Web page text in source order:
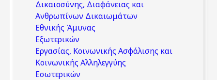
Δικαιοσύνης, Διαφάνειας και
Ανθρωπίνων Δικαιωμάτων
Εθνικής Άμυνας
Εξωτερικών
Εργασίας, Κοινωνικής Ασφάλισης και
Κοινωνικής Αλληλεγγύης
Εσωτερικών